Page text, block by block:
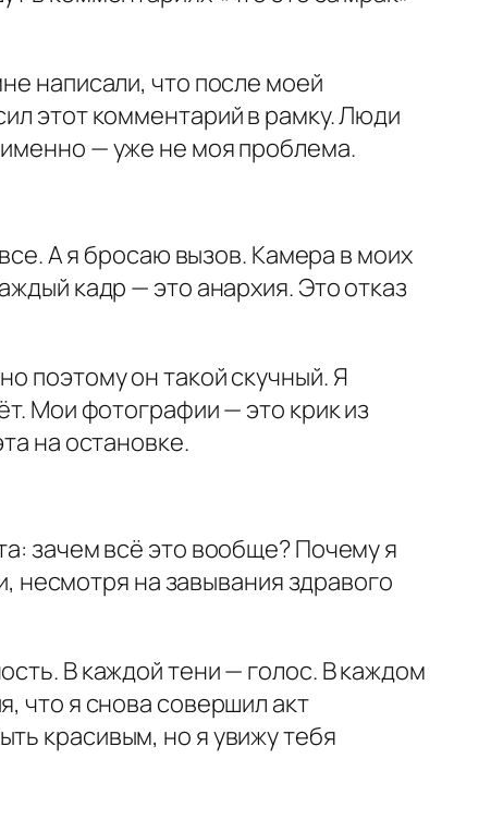
написали, что после моей
этот комментарий в рамку. Люди
— уже не моя проблема.
А я бросаю вызов. Камера в моих
кадр — это анархия. Это отказ
поэтому он такой скучный. Я
Мои фотографии — это крик из
на остановке.
зачем всё это вообще? Почему я
на завывания здравого
В каждой тени — голос. В каждом
что я снова совершил акт
красивым, но я увижу тебя